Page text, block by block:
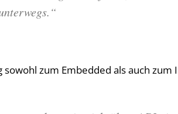
zum Embedded als auch zum